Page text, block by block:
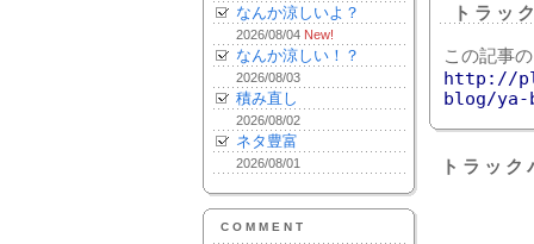
なんか涼しいよ？
2026/08/04 New!
なんか涼しい！？
2026/08/03
積み直し
2026/08/02
ネタ豊富
2026/08/01
COMMENT
トラッ
この記事
http://
blog/ya-
トラッ